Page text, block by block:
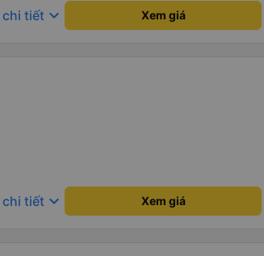
tiết keyboard_arrow_down Xem giá
tiết keyboard_arrow_down Xem giá